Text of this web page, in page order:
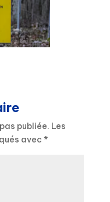
publiée. Les
avec *